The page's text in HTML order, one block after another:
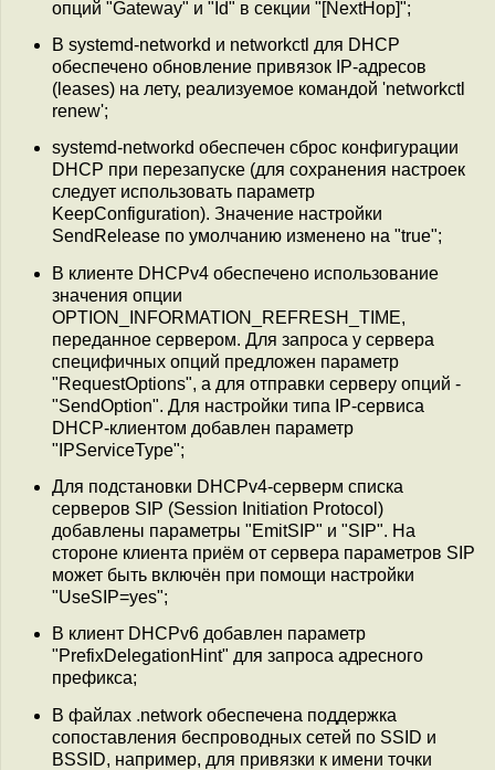
опций "Gateway" и "Id" в секции "[NextHop]";
В systemd-networkd и networkctl для DHCP
обеспечено обновление привязок IP-адресов
(leases) на лету, реализуемое командой 'networkctl
renew';
systemd-networkd обеспечен сброс конфигурации
DHCP при перезапуске (для сохранения настроек
следует использовать параметр
KeepConfiguration). Значение настройки
SendRelease по умолчанию изменено на "true";
В клиенте DHCPv4 обеспечено использование
значения опции
OPTION_INFORMATION_REFRESH_TIME,
переданное сервером. Для запроса у сервера
специфичных опций предложен параметр
"RequestOptions", а для отправки серверу опций -
"SendOption". Для настройки типа IP-сервиса
DHCP-клиентом добавлен параметр
"IPServiceType";
Для подстановки DHCPv4-серверм списка
серверов SIP (Session Initiation Protocol)
добавлены параметры "EmitSIP" и "SIP". На
стороне клиента приём от сервера параметров SIP
может быть включён при помощи настройки
"UseSIP=yes";
В клиент DHCPv6 добавлен параметр
"PrefixDelegationHint" для запроса адресного
префикса;
В файлах .network обеспечена поддержка
сопоставления беспроводных сетей по SSID и
BSSID, например, для привязки к имени точки